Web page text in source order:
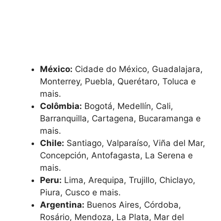
México: Cidade do México, Guadalajara,
Monterrey, Puebla, Querétaro, Toluca e
mais.
Colômbia: Bogotá, Medellín, Cali,
Barranquilla, Cartagena, Bucaramanga e
mais.
Chile: Santiago, Valparaíso, Viña del Mar,
Concepción, Antofagasta, La Serena e
mais.
Peru: Lima, Arequipa, Trujillo, Chiclayo,
Piura, Cusco e mais.
Argentina: Buenos Aires, Córdoba,
Rosário, Mendoza, La Plata, Mar del